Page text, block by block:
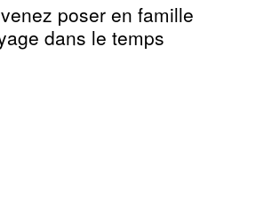
poser en famille
dans le temps